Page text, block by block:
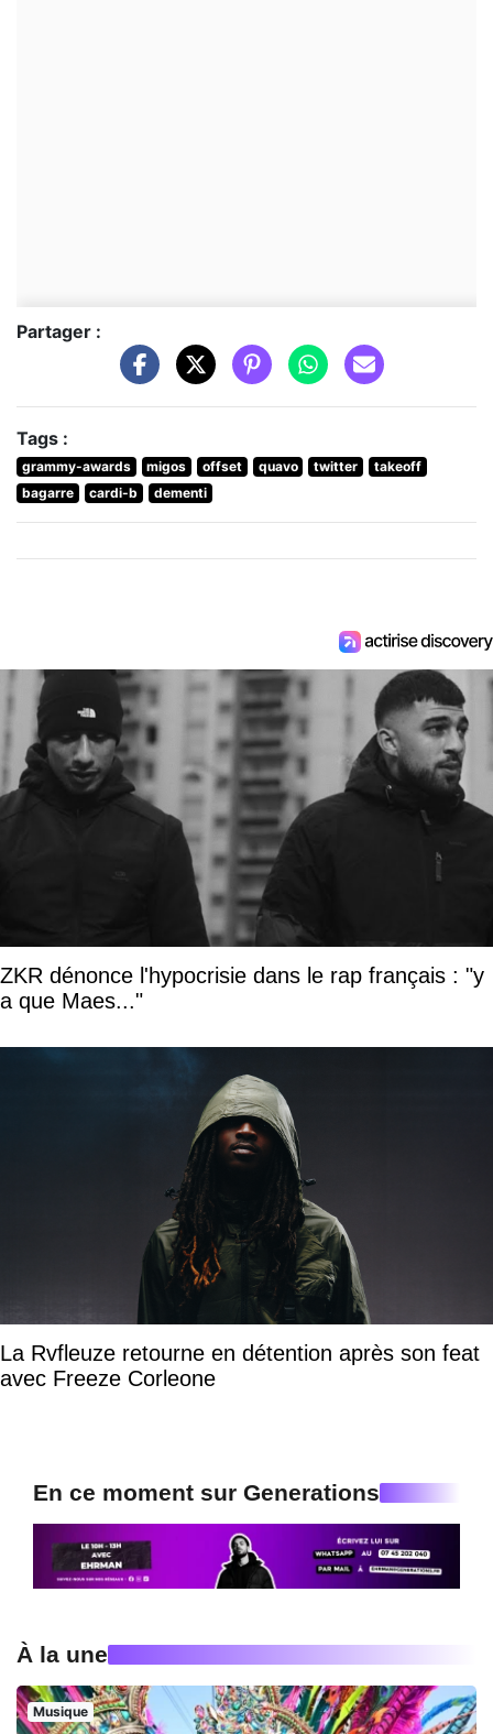
Partager :
Tags :
grammy-awards migos offset quavo twitter
takeoff
bagarre
cardi-b dementi
ZKR dénonce l'hypocrisie dans le rap français : "y
a que Maes..."
La Rvfleuze retourne en détention après son feat
avec Freeze Corleone
En ce moment sur Generations
À la une
Musique